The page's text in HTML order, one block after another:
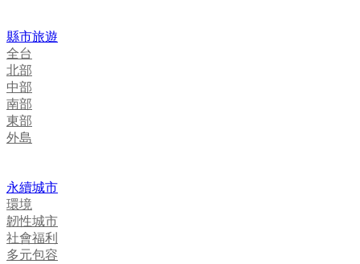
縣市旅遊
全台
北部
中部
南部
東部
外島
永續城市
環境
韌性城市
社會福利
多元包容